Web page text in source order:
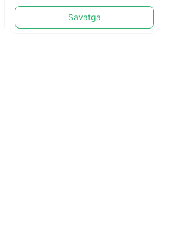
Savatga